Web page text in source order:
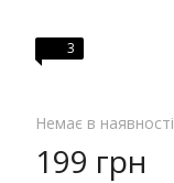
3
Немає в наявності
199 грн